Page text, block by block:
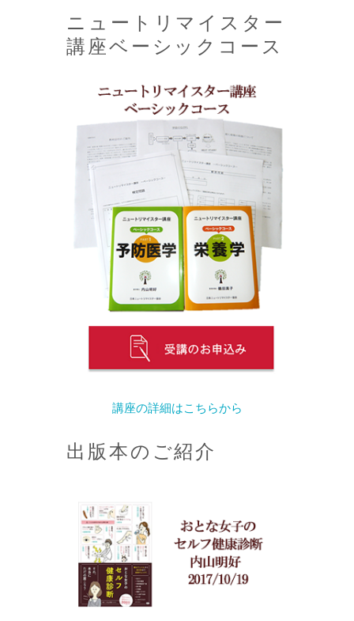
ニュートリマイスター
講座ベーシックコース
講座の詳細はこちらから
出版本のご紹介